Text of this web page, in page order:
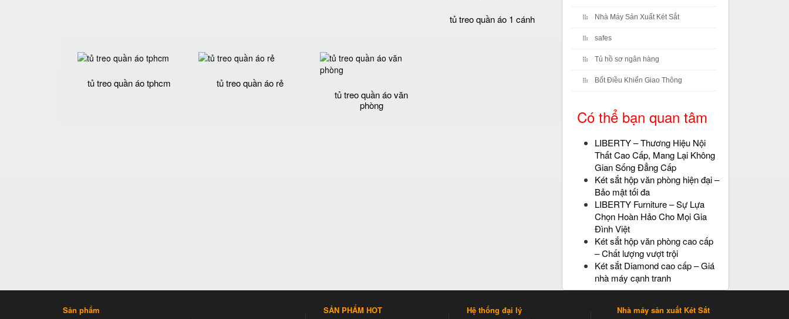
tủ treo quần áo 1 cánh
tủ treo quần áo tphcm
tủ treo quần áo rẻ
tủ treo quần áo văn
phòng
Nhà Máy Sản Xuất Két Sắt
safes
Tủ hồ sơ ngân hàng
Bốt Điều Khiển Giao Thông
Có thể bạn quan tâm
LIBERTY – Thương Hiệu Nội
Thất Cao Cấp, Mang Lại Không
Gian Sống Đẳng Cấp
Két sắt hộp văn phòng hiện đại –
Bảo mật tối đa
LIBERTY Furniture – Sự Lựa
Chọn Hoàn Hảo Cho Mọi Gia
Đình Việt
Két sắt hộp văn phòng cao cấp
– Chất lượng vượt trội
Két sắt Diamond cao cấp – Giá
nhà máy cạnh tranh
Sản phẩm
SẢN PHẨM HOT
Hệ thống đại lý
Nhà máy sản xuất Két Sắt